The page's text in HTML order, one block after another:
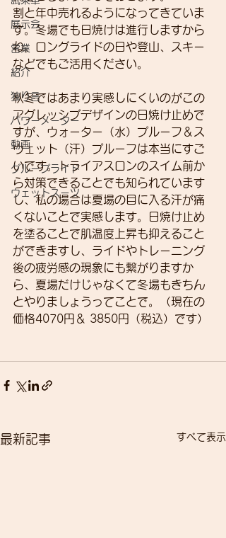
展示会
営業
紹介
独り言
パワーメーター
動画
グループライド
ウェットスーツ
割と年中売れるようになってきていま
す。冬場でも日焼けは進行しますから
ね。ロングライドの日や登山、スキー
などでもご活用ください。
秋冬ではあまり実感しにくいのがこの
アグレッシブデザインの日焼け止めで
すが、ウォーター（水）プルーフ＆ス
ウェット（汗）プルーフは本当にすご
いです。トライアスロンのスイム前か
ら対策できることでも知られています
し、私の場合は夏場の目に入る汗が痛
くないことで実感します。日焼け止め
を塗ることで肌温度上昇も抑えること
ができますし、ライドやトレーニング
後の疲労感の現象にも繋がりますか
ら、夏場だけじゃなくて冬場もきちん
とやりましょうってことで。（現在の
価格4070円＆ 3850円（税込）です）
最新記事 すべて表示